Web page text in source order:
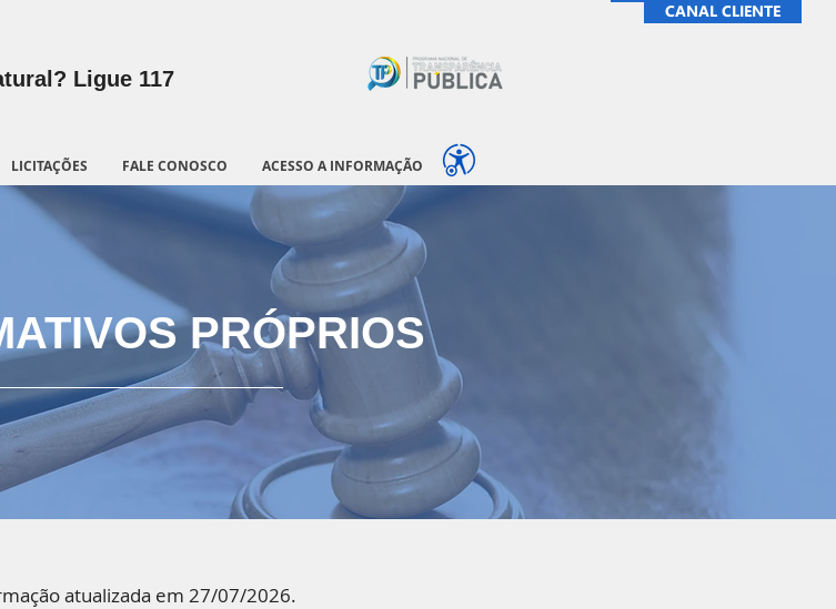
CANAL CLIENTE
Ligue 117
LICITAÇÕES FALE CONOSCO ACESSO A INFORMAÇÃO
PRÓPRIOS
atualizada em 27/07/2026.